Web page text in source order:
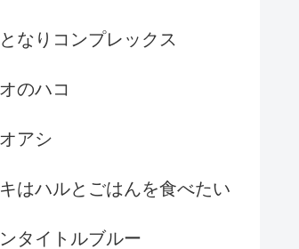
なりコンプレックス
のハコ
アシ
はハルとごはんを食べたい
タイトルブルー